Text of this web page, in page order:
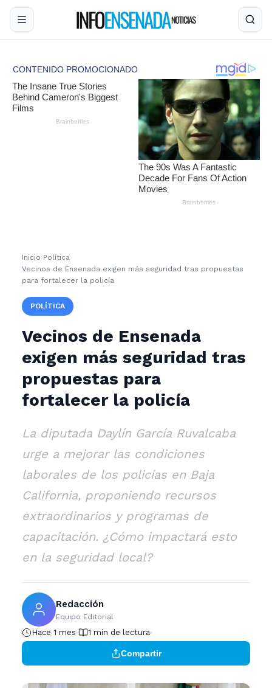
Inicio ›Política›
Vecinos de Ensenada exigen más seguridad tras propuestas
para fortalecer la policía
POLÍTICA
Vecinos de Ensenada
exigen más seguridad tras
propuestas para
fortalecer la policía
La diputada Daylín García Ruvalcaba
urge a mejorar las condiciones
laborales de los policías en Baja
California, proponiendo recursos
extraordinarios y programas de
capacitación. ¿Cómo impactará esto
en la seguridad local?
Redacción
Equipo Editorial
Hace 1 mes 1 min de lectura
Compartir